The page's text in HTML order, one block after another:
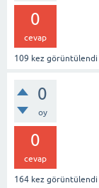
0
cevap
109 kez görüntülendi
0
oy
0
cevap
164 kez görüntülendi